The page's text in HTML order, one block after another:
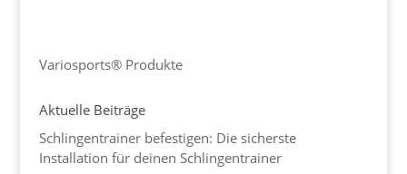
Variosports® Produkte
Aktuelle Beiträge
Schlingentrainer befestigen: Die sicherste
Installation für deinen Schlingentrainer